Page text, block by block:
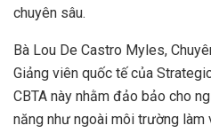
chuyên sâu.
Bà Lou De Castro Myles,
Giảng viên quốc tế của
CBTA này nhằm đảo bảo cho
năng như ngoài môi trường làm